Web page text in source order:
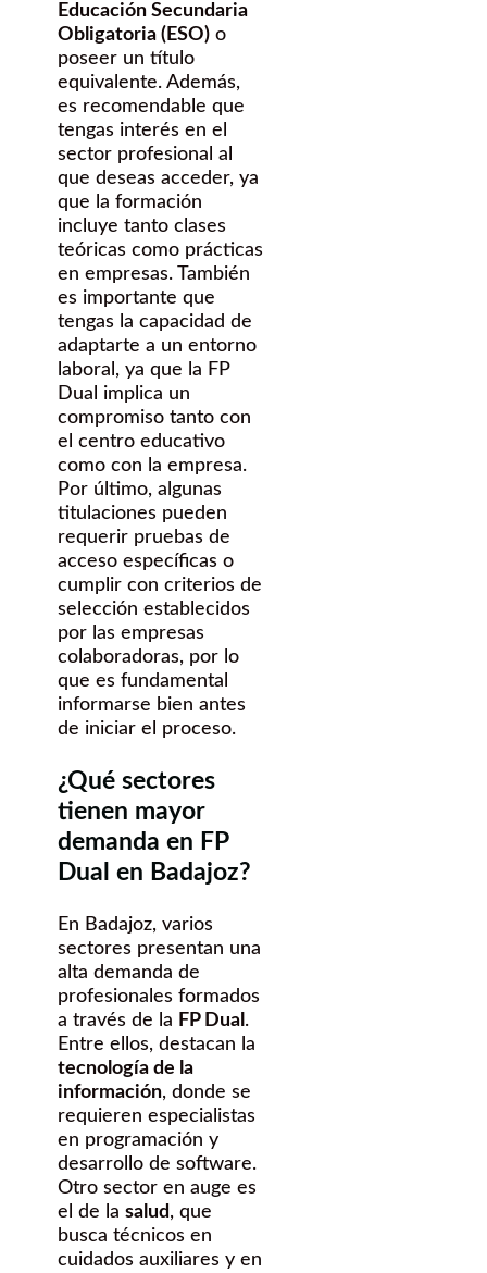
Educación Secundaria
Obligatoria (ESO) o
poseer un título
equivalente. Además,
es recomendable que
tengas interés en el
sector profesional al
que deseas acceder, ya
que la formación
incluye tanto clases
teóricas como prácticas
en empresas. También
es importante que
tengas la capacidad de
adaptarte a un entorno
laboral, ya que la FP
Dual implica un
compromiso tanto con
el centro educativo
como con la empresa.
Por último, algunas
titulaciones pueden
requerir pruebas de
acceso específicas o
cumplir con criterios de
selección establecidos
por las empresas
colaboradoras, por lo
que es fundamental
informarse bien antes
de iniciar el proceso.
¿Qué sectores
tienen mayor
demanda en FP
Dual en Badajoz?
En Badajoz, varios
sectores presentan una
alta demanda de
profesionales formados
a través de la FP Dual .
Entre ellos, destacan la
tecnología de la
información, donde se
requieren especialistas
en programación y
desarrollo de software.
Otro sector en auge es
el de la salud, que
busca técnicos en
cuidados auxiliares y en